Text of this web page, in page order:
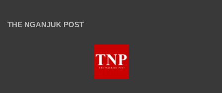
THE NGANJUK POST